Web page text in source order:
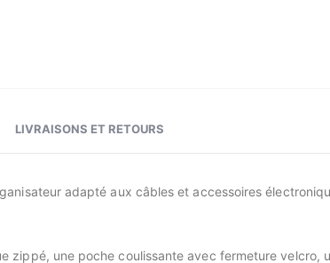
adapté aux câbles et accessoires
zippé, une poche coulissante avec fermeture
LIVRAISONS ET RETOURS